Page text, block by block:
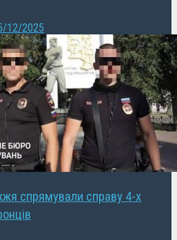
12/2025
спрямували справу 4-х